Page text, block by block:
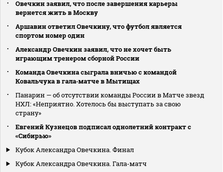
Овечкин заявил, что после завершения карьеры
вернется жить в Москву
Аршавин ответил Овечкину, что футбол является
спортом номер один
Александр Овечкин заявил, что не хочет быть
играющим тренером сборной России
Команда Овечкина сыграла вничью с командой
Ковальчука в гала‑матче в Мытищах
Панарин — об отсутствии команды России в Матче звезд
НХЛ: «Неприятно. Хотелось бы выступать за свою
страну»
Евгений Кузнецов подписал однолетний контракт с
«Сибирью»
Кубок Александра Овечкина. Финал
Кубок Александра Овечкина. Гала-матч